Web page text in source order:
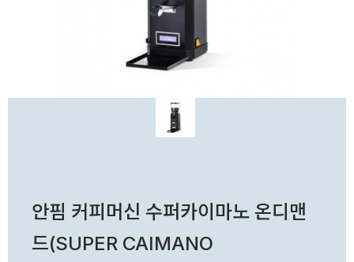
안핌 커피머신 수퍼카이마노 온디맨
드(SUPER CAIMANO